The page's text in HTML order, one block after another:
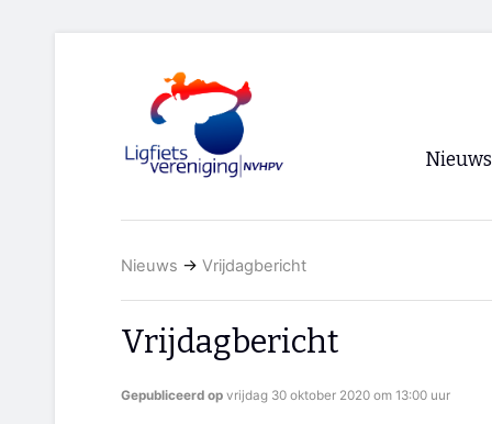
Nieuws
Nieuws → Vrijdagbericht
Vrijdagbericht
Gepubliceerd op vrijdag 30 oktober 2020 om 13:00 uur